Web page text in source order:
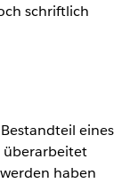
schriftlich
eines
überarbeitet
haben